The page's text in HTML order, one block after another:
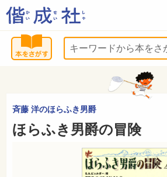
斉藤 洋のほらふき男爵
ほらふき男爵の冒険